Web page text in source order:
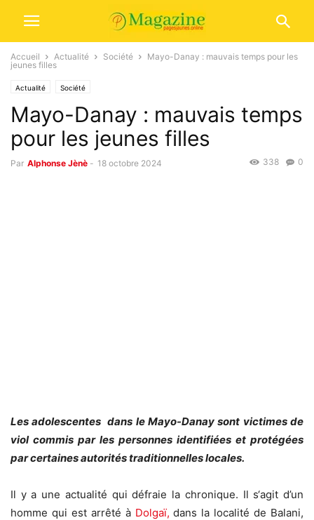
Accueil Actualité Société
Mayo-Danay : mauvais temps pour les
jeunes filles
Actualité Société
Mayo-Danay : mauvais temps
pour les jeunes filles
Par Alphonse Jènè - 18 octobre 2024 0
338
Les adolescentes dans le Mayo-Danay sont victimes de
viol commis par les personnes identifiées et protégées
par certaines autorités traditionnelles locales.
Il y a une actualité qui défraie la chronique. Il s‘agit d’un
homme qui est arrêté à Dolgaï, dans la localité de Balani,